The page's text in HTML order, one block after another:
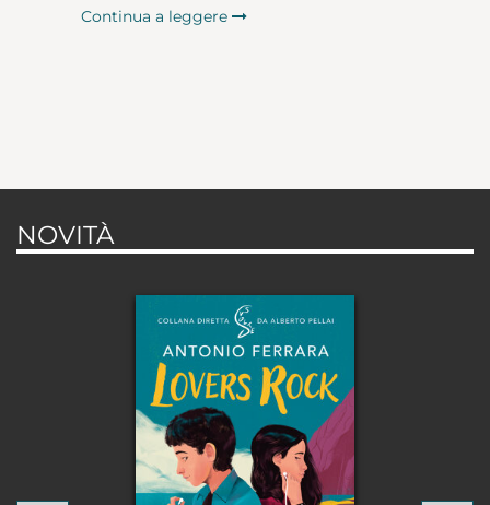
Continua a leggere
NOVITÀ